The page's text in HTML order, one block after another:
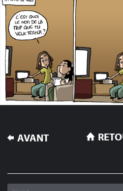
NAVIGATION
DE
AVANT